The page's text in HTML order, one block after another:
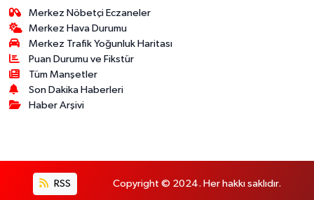
Merkez Nöbetçi Eczaneler
Merkez Hava Durumu
Merkez Trafik Yoğunluk Haritası
Puan Durumu ve Fikstür
Tüm Manşetler
Son Dakika Haberleri
Haber Arşivi
RSS Copyright © 2024. Her hakkı saklıdır.